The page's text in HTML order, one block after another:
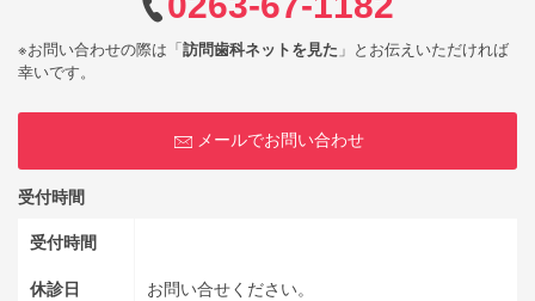
※お問い合わせの際は「訪問歯科ネットを見た 」とお伝えいただければ
幸いです。
メールでお問い合わせ
受付時間
受付時間
休診日 お問い合せください。